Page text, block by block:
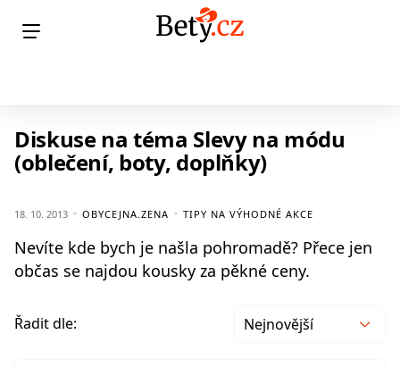
Diskuse na téma Slevy na módu
(oblečení, boty, doplňky)
18. 10. 2013 OBYCEJNA.ZENA TIPY NA VÝHODNÉ AKCE
Nevíte kde bych je našla pohromadě? Přece jen
občas se najdou kousky za pěkné ceny.
Řadit dle: Nejnovější